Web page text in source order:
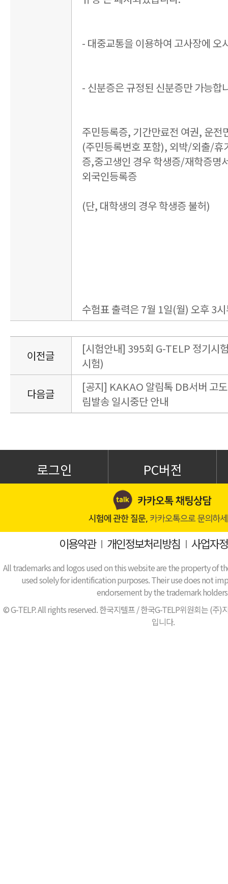
- 대중교통을 이용하여 고사장에 오
- 신분증은 규정된 신분증만 가능합
주민등록증, 기간만료전 여권, 운전
(주민등록번호 포함), 외박/외출/휴
증,중고생인 경우 학생증/재학증명
외국인등록증
(단, 대학생의 경우 학생증 불허)
수험표 출력은 7월 1일(월) 오후 3
이전글
[시험안내] 395회 G-TELP 정기시
시험)
다음글
[공지] KAKAO 알림톡 DB서버 고
림발송 일시중단 안내
로그인 PC버전
이용약관I 개인정보처리방침 I 사업자
All trademarks and logos used on this website are the property of
used solely for identification purposes. Their use does not
endorsement by the trademark
© G-TELP. All rights reserved. 한국지텔프 / 한국G-TELP위원회는 (주)
입니다.